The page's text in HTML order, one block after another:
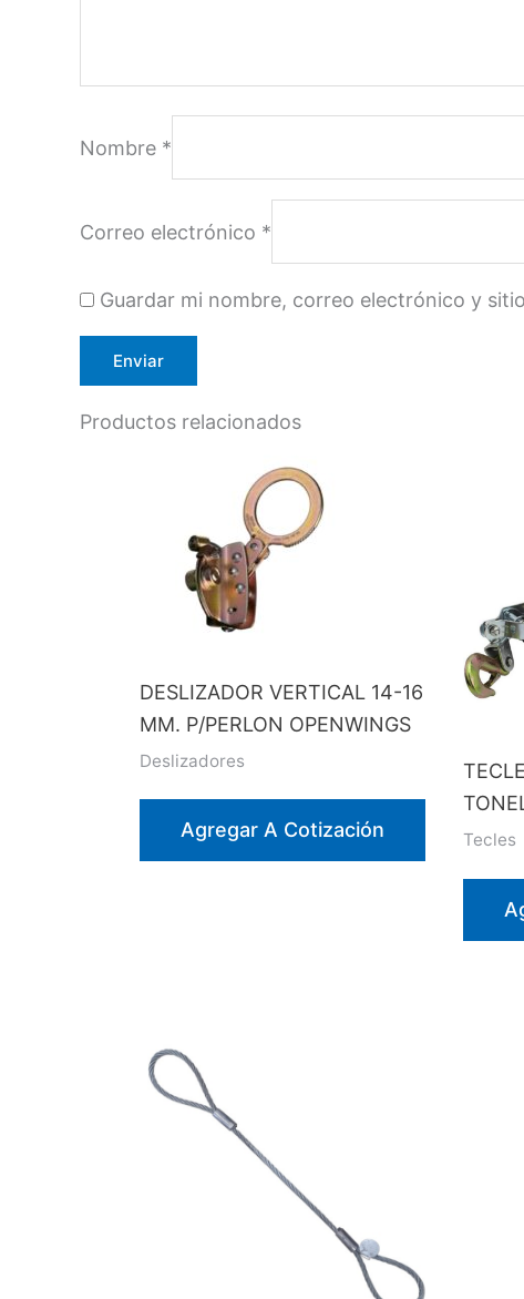
Nombre *
Correo electrónico *
Guardar mi nombre, correo electrónico y
Productos relacionados
DESLIZADOR VERTICAL 14-16
MM. P/PERLON OPENWINGS
Deslizadores
Agregar A Cotización Tecles